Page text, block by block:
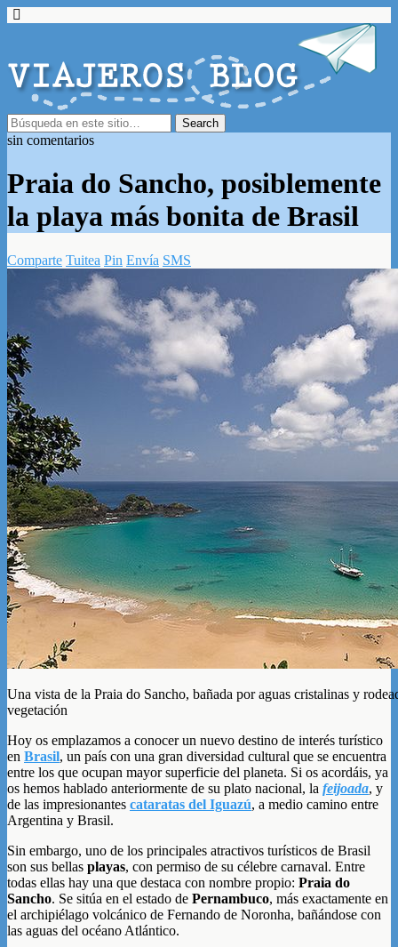
sin comentarios
Praia do Sancho, posiblemente
la playa más bonita de Brasil
Comparte Tuitea Pin Envía SMS
Una vista de la Praia do Sancho, bañada por aguas cristalinas y
vegetación
Hoy os emplazamos a conocer un nuevo destino de interés turístico
en Brasil, un país con una gran diversidad cultural que se encuentra
entre los que ocupan mayor superficie del planeta. Si os acordáis, ya
os hemos hablado anteriormente de su plato nacional, la feijoada, y
de las impresionantes cataratas del Iguazú, a medio camino entre
Argentina y Brasil.
Sin embargo, uno de los principales atractivos turísticos de Brasil
son sus bellas playas, con permiso de su célebre carnaval. Entre
todas ellas hay una que destaca con nombre propio: Praia do
Sancho. Se sitúa en el estado de Pernambuco, más exactamente en
el archipiélago volcánico de Fernando de Noronha, bañándose con
las aguas del océano Atlántico.